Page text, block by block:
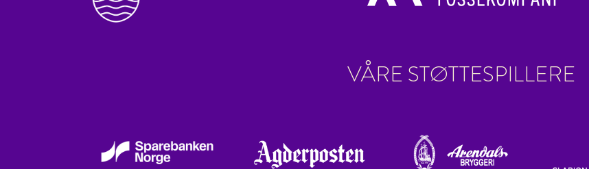
VÅRE STØTTESPILLERE